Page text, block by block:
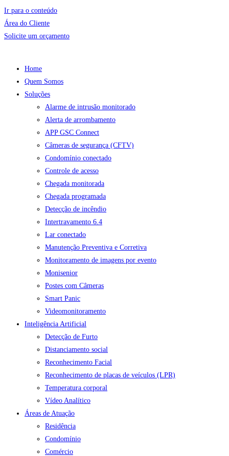
Ir para o conteúdo
Área do Cliente
Solicite um orçamento
Home
Quem Somos
Soluções
Alarme de intrusão monitorado
Alerta de arrombamento
APP GSC Connect
Câmeras de segurança (CFTV)
Condomínio conectado
Controle de acesso
Chegada monitorada
Chegada programada
Detecção de incêndio
Intertravamento 6.4
Lar conectado
Manutenção Preventiva e Corretiva
Monitoramento de imagens por evento
Monisenior
Postes com Câmeras
Smart Panic
Videomonitoramento
Inteligência Artificial
Detecção de Furto
Distanciamento social
Reconhecimento Facial
Reconhecimento de placas de veículos (LPR)
Temperatura corporal
Vídeo Analítico
Áreas de Atuação
Residência
Condomínio
Comércio